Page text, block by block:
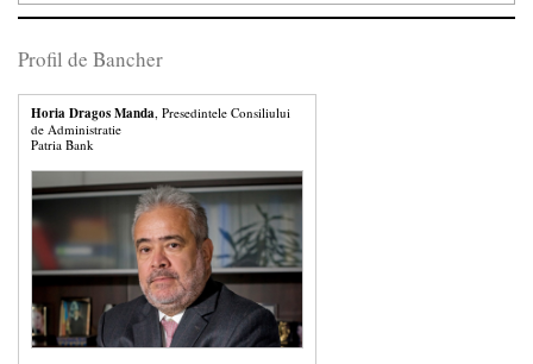
Profil de Bancher
Horia Dragos Manda, Presedintele Consiliului
de Administratie
Patria Bank